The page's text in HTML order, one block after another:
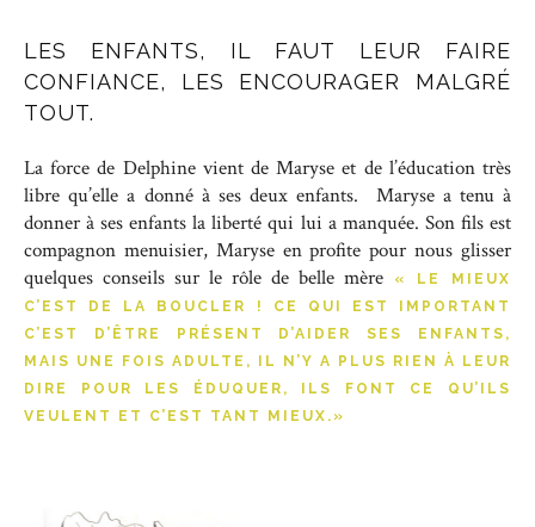
LES ENFANTS, IL FAUT LEUR FAIRE
CONFIANCE, LES ENCOURAGER MALGRÉ
TOUT.
La force de Delphine vient de Maryse et de l’éducation très
libre qu’elle a donné à ses deux enfants. Maryse a tenu à
donner à ses enfants la liberté qui lui a manquée. Son fils est
compagnon menuisier, Maryse en profite pour nous glisser
quelques conseils sur le rôle de belle mère « LE MIEUX
C’EST DE LA BOUCLER ! CE QUI EST IMPORTANT
C’EST D’ÊTRE PRÉSENT D’AIDER SES ENFANTS,
MAIS UNE FOIS ADULTE, IL N’Y A PLUS RIEN À LEUR
DIRE POUR LES ÉDUQUER, ILS FONT CE QU’ILS
VEULENT ET C’EST TANT MIEUX.»